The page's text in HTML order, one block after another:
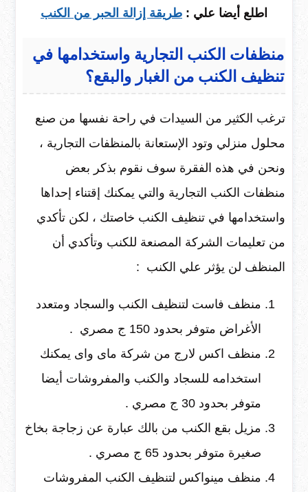
اطلع أيضا علي : طريقة إزالة الحبر من الكنب
منظفات الكنب التجارية واستخدامها في
تنظيف الكنب من الغبار والبقع؟
ترغب الكثير من السيدات في راحة نفسها من صنع
محلول منزلي وتود الإستعانة بالمنظفات التجارية ،
ونحن في هذه الفقرة سوف نقوم بذكر بعض
منظفات الكنب التجارية والتي يمكنك إقتناء إحداها
واستخدامها في تنظيف الكنب خاصتك ، لكن تأكدي
من تعليمات الشركة المصنعة للكنب وتأكدي أن
المنظف لن يؤثر علي الكنب :
منظف فاست لتنظيف الكنب والسجاد ومتعدد
الأغراض متوفر بحدود 150 ج مصري .
منظف اكس لارج من شركة ماى واى يمكنك
استخدامه للسجاد والكنب والمفروشات أيضا
متوفر بحدود 30 ج مصري .
مزيل بقع الكنب من بالك عبارة عن زجاجة بخاخ
صغيرة متوفر بحدود 65 ج مصري .
منظف مينواكس لتنظيف الكنب المفروشات